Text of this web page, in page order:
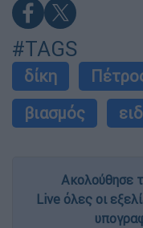
#TAGS
δίκη
βιασμός
Ακολούθησε
Live όλες οι